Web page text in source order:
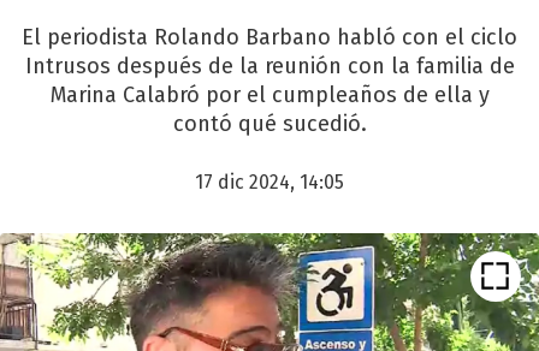
El periodista Rolando Barbano habló con el ciclo
Intrusos después de la reunión con la familia de
Marina Calabró por el cumpleaños de ella y
contó qué sucedió.
17 dic 2024, 14:05